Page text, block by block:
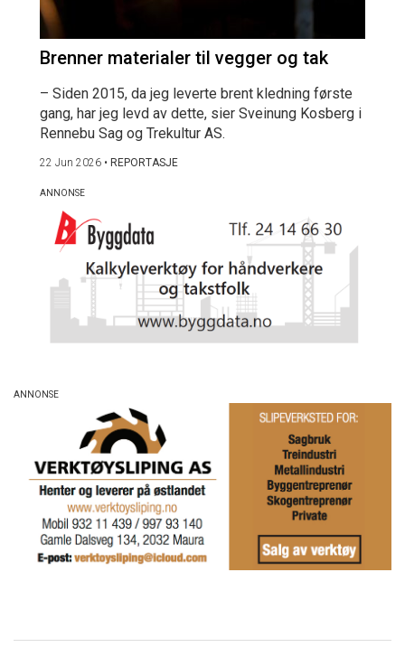
Brenner materialer til vegger og tak
– Siden 2015, da jeg leverte brent kledning første
gang, har jeg levd av dette, sier Sveinung Kosberg i
Rennebu Sag og Trekultur AS.
22 Jun 2026 • REPORTASJE